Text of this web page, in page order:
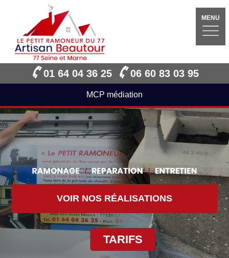
MENU
01 64 04 36 25 06 60 83 03 95
MCP médiation
VOIR NOS RÉALISATIONS
TARIFS